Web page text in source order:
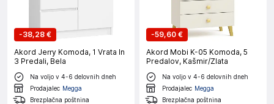
-38,28 €
Akord Jerry Komoda, 1 Vrata In
3 Predali, Bela
Na voljo v 4-6 delovnih dneh
Prodajalec Megga
Brezplačna poštnina
-59,60 €
Akord Mobi K-05 Komoda, 5
Predalov, Kašmir/Zlata
Na voljo v 4-6 delovnih dneh
Prodajalec Megga
Brezplačna poštnina